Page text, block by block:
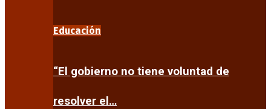
Educación
“El gobierno no tiene voluntad de
resolver el…